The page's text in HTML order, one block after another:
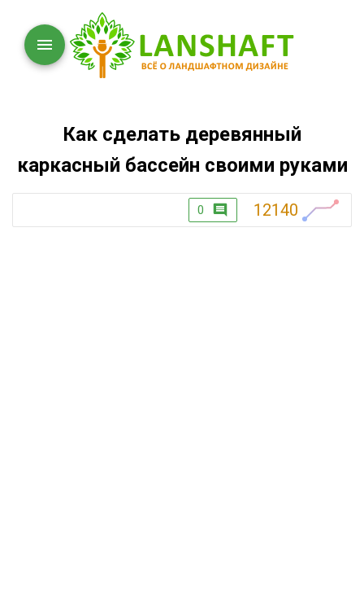
Как сделать деревянный
каркасный бассейн своими руками
0 12140